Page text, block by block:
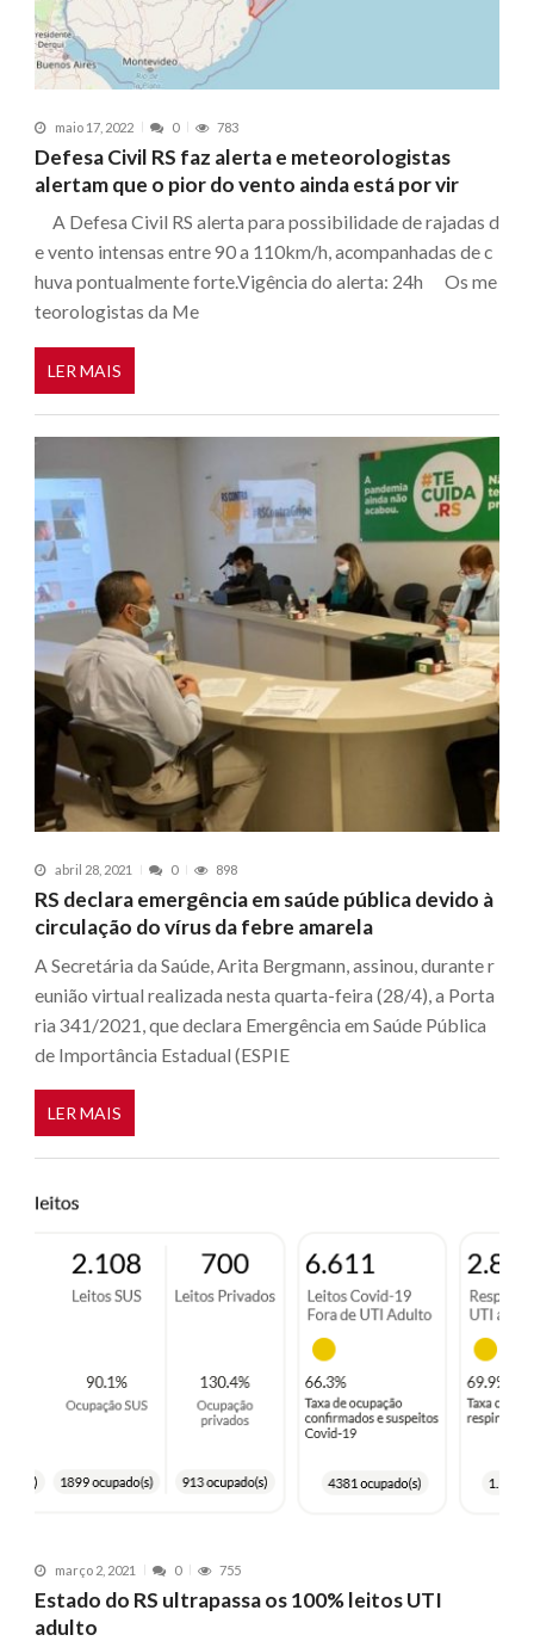
maio 17, 2022 0 783
Defesa Civil RS faz alerta e meteorologistas
alertam que o pior do vento ainda está por vir
A Defesa Civil RS alerta para possibilidade de rajadas d
e vento intensas entre 90 a 110km/h, acompanhadas de c
huva pontualmente forte.Vigência do alerta: 24h Os me
teorologistas da Me
LER MAIS
abril 28, 2021 0 898
RS declara emergência em saúde pública devido à
circulação do vírus da febre amarela
A Secretária da Saúde, Arita Bergmann, assinou, durante r
eunião virtual realizada nesta quarta-feira (28/4), a Porta
ria 341/2021, que declara Emergência em Saúde Pública
de Importância Estadual (ESPIE
LER MAIS
março 2, 2021 0 755
Estado do RS ultrapassa os 100% leitos UTI
adulto